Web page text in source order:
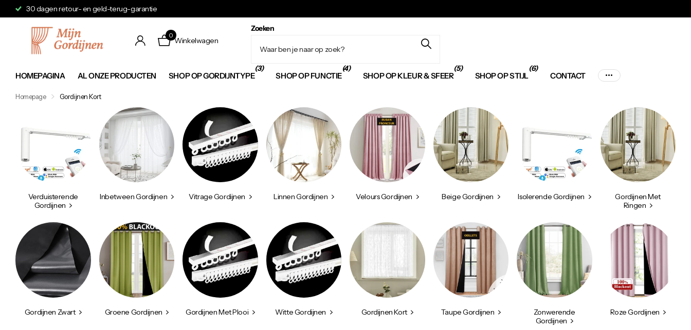
Verzending binnen 24 tot 48 uur
Zoeken
0
Winkelwagen
HOMEPAGINA AL ONZE PRODUCTEN SHOP OP GORDIJNTYPE
(3)
SHOP OP FUNCTIE
(4)
SHOP OP KLEUR & SFEER
(5)
SHOP OP STIJL
(6)
CONTACT
Homepage Gordijnen Kort
Verduisterende
Gordijnen
Inbetween Gordijnen Vitrage Gordijnen Linnen Gordijnen Velours Gordijnen Beige Gordijnen Isolerende Gordijnen
Gordijnen Met
Ringen
Gordijnen Zwart Groene Gordijnen Gordijnen Met Plooi Witte Gordijnen Gordijnen Kort Taupe Gordijnen
Zonwerende
Gordijnen
Roze Gordijnen